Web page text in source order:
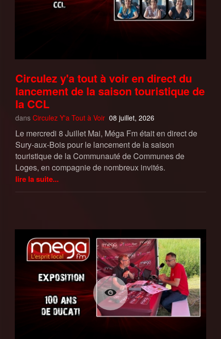
Circulez y'a tout à voir en direct du
lancement de la saison touristique de
la CCL
dans Circulez Y'a Tout à Voir 08 juillet, 2026
Le mercredi 8 Juillet Mai, Méga Fm était en direct de
Sury-aux-Bois pour le lancement de la saison
touristique de la Communauté de Communes de
Loges, en compagnie de nombreux invités.
lire la suite...